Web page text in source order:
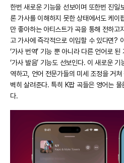
한번 새로운 기능을 선보이며 또한번 진일
론 가사를 이해하지 못한 상태에서도 케이
만 좋아하는 아티스트가 곡을 통해 전하고
고 가사에 즉각적으로 이입할 수 있다면?
‘가사 번역’ 기능 뿐 아니라 다른 언어로
‘가사 발음’ 기능도 선보인다. 이 새로운
역하고, 언어 전문가들의 미세 조정을 거
벽히 살려준다. 특히 K팝 곡들은 영어는 물
다.